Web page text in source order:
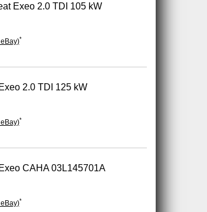
Exeo 2.0 TDI 105 kW
*
2.0 TDI 125 kW
*
CAHA 03L145701A
*